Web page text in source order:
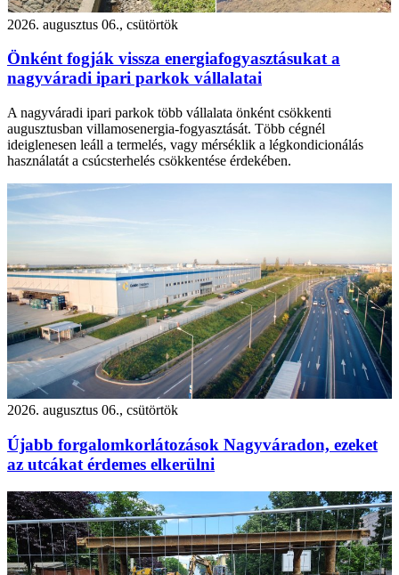
2026. augusztus 06., csütörtök
Önként fogják vissza energiafogyasztásukat a
nagyváradi ipari parkok vállalatai
A nagyváradi ipari parkok több vállalata önként csökkenti
augusztusban villamosenergia-fogyasztását. Több cégnél
ideiglenesen leáll a termelés, vagy mérséklik a légkondicionálás
használatát a csúcsterhelés csökkentése érdekében.
2026. augusztus 06., csütörtök
Újabb forgalomkorlátozások Nagyváradon, ezeket
az utcákat érdemes elkerülni